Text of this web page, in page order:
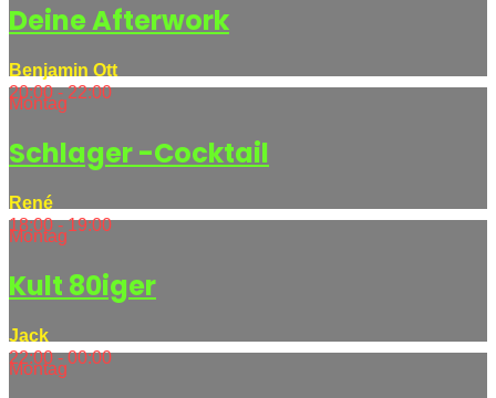
Deine Afterwork
Benjamin Ott
20:00 - 22:00
Montag
Schlager -Cocktail
René
18:00 - 19:00
Montag
Kult 80iger
Jack
22:00 - 00:00
Montag